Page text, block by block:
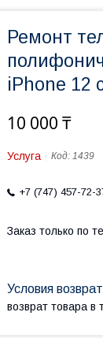
Ремонт
iPhone 12
10 000 ₸
Услуга Код: 1439
+7 (747) 457-72-
Заказ только по
возврат товара в